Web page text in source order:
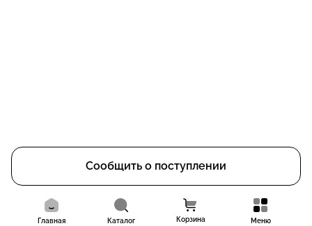
Сообщить о поступлении
Главная Каталог Корзина Меню